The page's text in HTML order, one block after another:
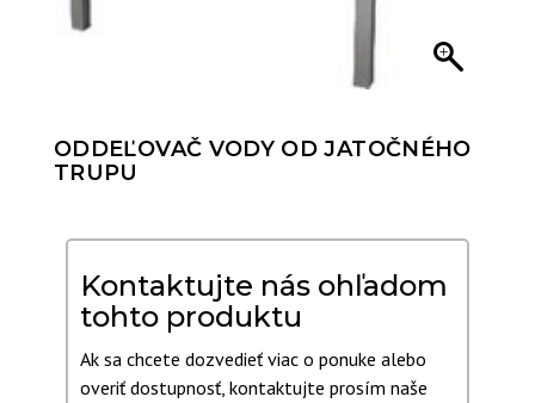
ODDEĽOVAČ VODY OD JATOČNÉHO
TRUPU
Kontaktujte nás ohľadom
tohto produktu
Ak sa chcete dozvedieť viac o ponuke alebo
overiť dostupnosť, kontaktujte prosím naše